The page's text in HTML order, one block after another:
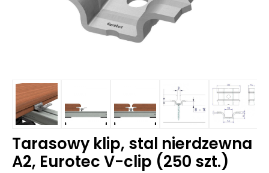
Tarasowy klip, stal nierdzewna
A2, Eurotec V-clip (250 szt.)